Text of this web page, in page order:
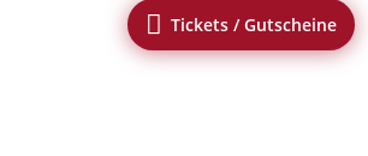
 Tickets / Gutscheine